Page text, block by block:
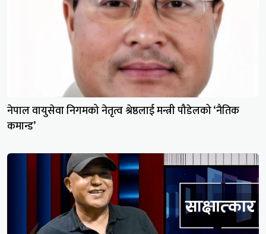
नेपाल वायुसेवा निगमको नेतृत्व श्रेष्ठलाई मन्त्री पौडेलको ‘नैतिक
कमान्ड’